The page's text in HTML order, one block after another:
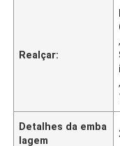
Realçar:
,
,
Detalhes da emba
lagem